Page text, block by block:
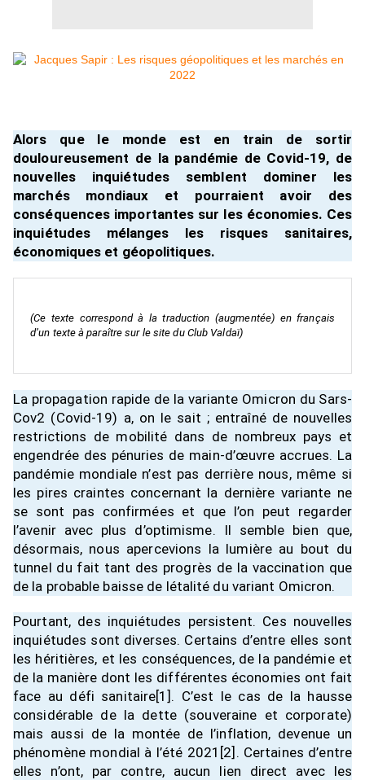
Alors que le monde est en train de sortir
douloureusement de la pandémie de Covid-19, de
nouvelles inquiétudes semblent dominer les
marchés mondiaux et pourraient avoir des
conséquences importantes sur les économies. Ces
inquiétudes mélanges les risques sanitaires,
économiques et géopolitiques.
(Ce texte correspond à la traduction (augmentée) en français
d’un texte à paraître sur le site du Club Valdaï)
La propagation rapide de la variante Omicron du Sars-
Cov2 (Covid-19) a, on le sait ; entraîné de nouvelles
restrictions de mobilité dans de nombreux pays et
engendrée des pénuries de main-d’œuvre accrues. La
pandémie mondiale n’est pas derrière nous, même si
les pires craintes concernant la dernière variante ne
se sont pas confirmées et que l’on peut regarder
l’avenir avec plus d’optimisme. Il semble bien que,
désormais, nous apercevions la lumière au bout du
tunnel du fait tant des progrès de la vaccination que
de la probable baisse de létalité du variant Omicron.
Pourtant, des inquiétudes persistent. Ces nouvelles
inquiétudes sont diverses. Certains d’entre elles sont
les héritières, et les conséquences, de la pandémie et
de la manière dont les différentes économies ont fait
face au défi sanitaire[1] . C’est le cas de la hausse
considérable de la dette (souveraine et corporate)
mais aussi de la montée de l’inflation, devenue un
phénomène mondial à l’été 2021 [2] . Certaines d’entre
elles n’ont, par contre, aucun lien direct avec les